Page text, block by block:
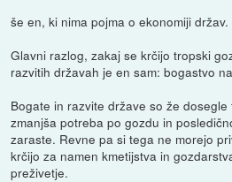
še en, ki nima pojma o ekonomiji držav.
Glavni razlog, zakaj se krčijo tropski
razvitih državah je en sam: bogastvo
Bogate in razvite države so že
zmanjša potreba po gozdu in
zaraste. Revne pa si tega ne morejo
krčijo za namen kmetijstva in
preživetje.